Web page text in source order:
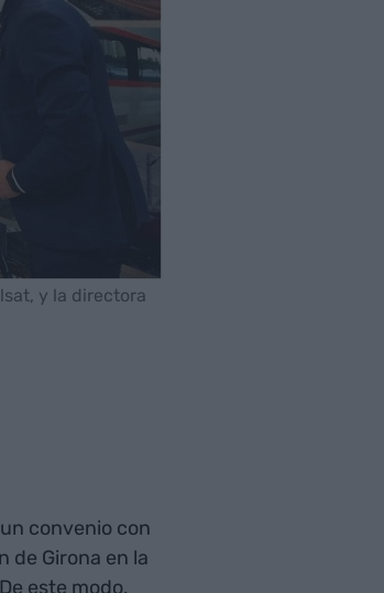
y la directora
convenio con
de Girona en la
este modo,